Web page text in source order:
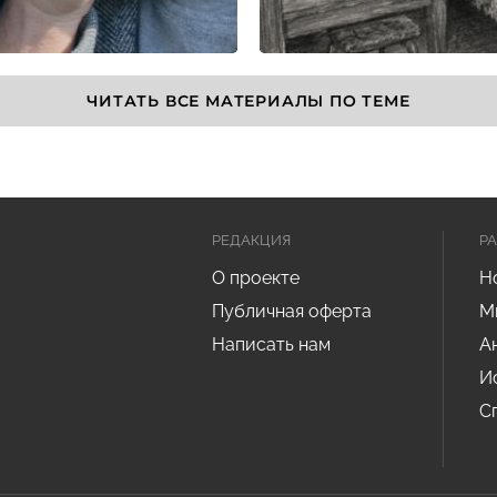
ЧИТАТЬ ВСЕ МАТЕРИАЛЫ ПО ТЕМЕ
РЕДАКЦИЯ
О проекте
Публичная оферта
Написать нам